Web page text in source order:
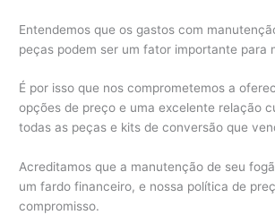
Entendemos que os gastos com
peças podem ser um fator importante para
É por isso que nos comprometemos a
opções de preço e uma excelente relação
todas as peças e kits de conversão que
Acreditamos que a manutenção de seu
um fardo financeiro, e nossa política de
compromisso.